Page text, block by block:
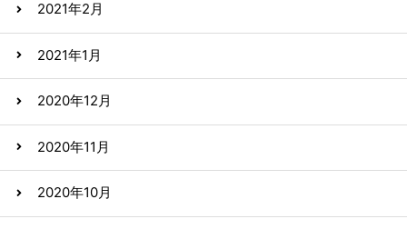
2021年2月
2021年1月
2020年12月
2020年11月
2020年10月